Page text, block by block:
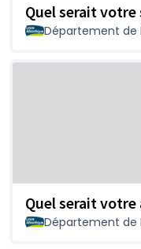
Quel serait votre
Département de
Quel serait votre
Département de